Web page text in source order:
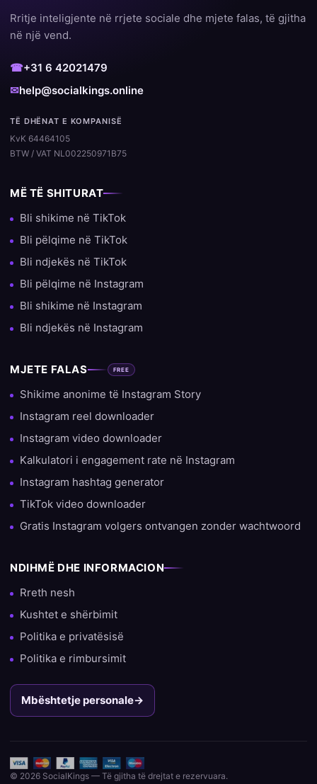
Rritje inteligjente në rrjete sociale dhe mjete falas, të gjitha
në një vend.
☎+31 6 42021479
✉help@socialkings.online
TË DHËNAT E KOMPANISË
KvK 64464105
BTW / VAT NL002250971B75
MË TË SHITURAT
Bli shikime në TikTok
Bli pëlqime në TikTok
Bli ndjekës në TikTok
Bli pëlqime në Instagram
Bli shikime në Instagram
Bli ndjekës në Instagram
MJETE FALAS FREE
Shikime anonime të Instagram Story
Instagram reel downloader
Instagram video downloader
Kalkulatori i engagement rate në Instagram
Instagram hashtag generator
TikTok video downloader
Gratis Instagram volgers ontvangen zonder wachtwoord
NDIHMË DHE INFORMACION
Rreth nesh
Kushtet e shërbimit
Politika e privatësisë
Politika e rimbursimit
Mbështetje personale→
© 2026 SocialKings — Të gjitha të drejtat e rezervuara.